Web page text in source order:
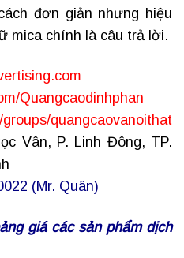
đơn giản nhưng hiệu
mica chính là câu trả lời.
Quangcaodinhphan
quangcaovanoithat
Vân, P. Linh Đông, TP.
(Mr. Quân)
giá các sản phẩm dịch